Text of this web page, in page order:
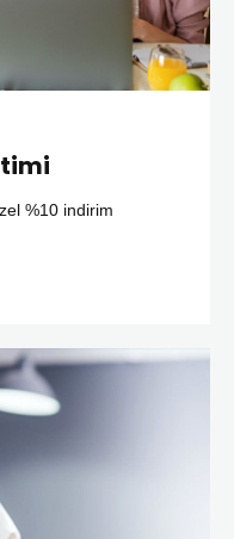
%10 indirim